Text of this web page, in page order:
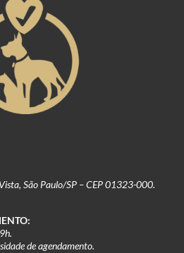
São Paulo/SP – CEP 01323-000.
de agendamento.